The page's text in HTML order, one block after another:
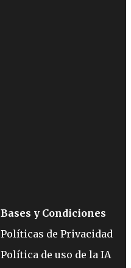
Bases y Condiciones
Políticas de Privacidad
Política de uso de la IA